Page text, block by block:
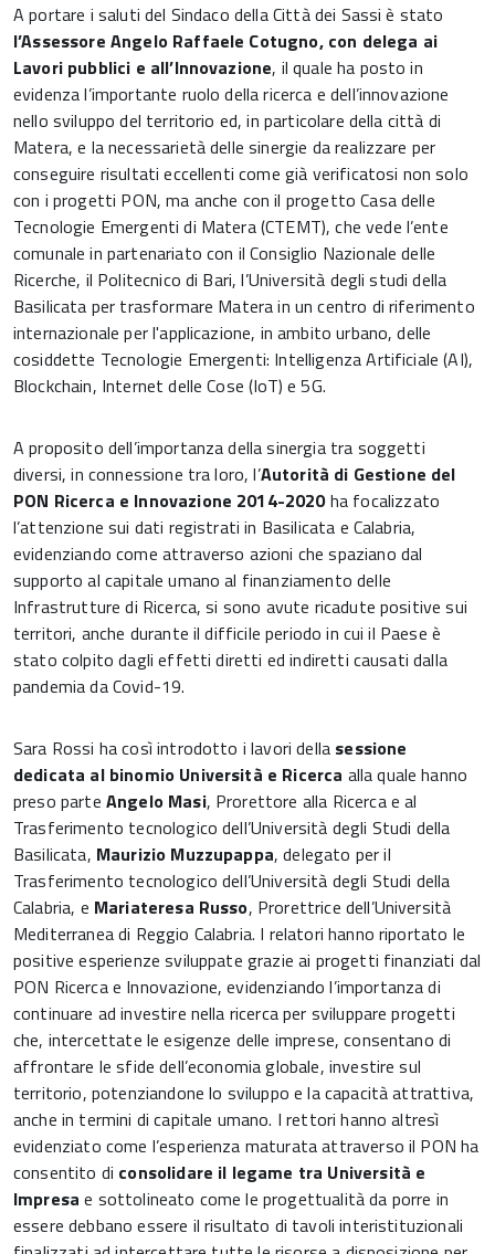
A portare i saluti del Sindaco della Città dei Sassi è stato
l’Assessore Angelo Raffaele Cotugno, con delega ai
Lavori pubblici e all’Innovazione, il quale ha posto in
evidenza l’importante ruolo della ricerca e dell’innovazione
nello sviluppo del territorio ed, in particolare della città di
Matera, e la necessarietà delle sinergie da realizzare per
conseguire risultati eccellenti come già verificatosi non solo
con i progetti PON, ma anche con il progetto Casa delle
Tecnologie Emergenti di Matera (CTEMT), che vede l’ente
comunale in partenariato con il Consiglio Nazionale delle
Ricerche, il Politecnico di Bari, l’Università degli studi della
Basilicata per trasformare Matera in un centro di riferimento
internazionale per l'applicazione, in ambito urbano, delle
cosiddette Tecnologie Emergenti: Intelligenza Artificiale (AI),
Blockchain, Internet delle Cose (IoT) e 5G.
A proposito dell’importanza della sinergia tra soggetti
diversi, in connessione tra loro, l’Autorità di Gestione del
PON Ricerca e Innovazione 2014-2020ha focalizzato
l’attenzione sui dati registrati in Basilicata e Calabria,
evidenziando come attraverso azioni che spaziano dal
supporto al capitale umano al finanziamento delle
Infrastrutture di Ricerca, si sono avute ricadute positive sui
territori, anche durante il difficile periodo in cui il Paese è
stato colpito dagli effetti diretti ed indiretti causati dalla
pandemia da Covid-19.
Sara Rossi ha così introdotto i lavori della sessione
dedicata al binomio Università e Ricerca alla quale hanno
preso parte Angelo Masi, Prorettore alla Ricerca e al
Trasferimento tecnologico dell’Università degli Studi della
Basilicata, Maurizio Muzzupappa, delegato per il
Trasferimento tecnologico dell’Università degli Studi della
Calabria, e Mariateresa Russo, Prorettrice dell’Università
Mediterranea di Reggio Calabria. I relatori hanno riportato le
positive esperienze sviluppate grazie ai progetti finanziati dal
PON Ricerca e Innovazione, evidenziando l’importanza di
continuare ad investire nella ricerca per sviluppare progetti
che, intercettate le esigenze delle imprese, consentano di
affrontare le sfide dell’economia globale, investire sul
territorio, potenziandone lo sviluppo e la capacità attrattiva,
anche in termini di capitale umano. I rettori hanno altresì
evidenziato come l’esperienza maturata attraverso il PON ha
consentito di consolidare il legame tra Università e
Impresa e sottolineato come le progettualità da porre in
essere debbano essere il risultato di tavoli interistituzionali